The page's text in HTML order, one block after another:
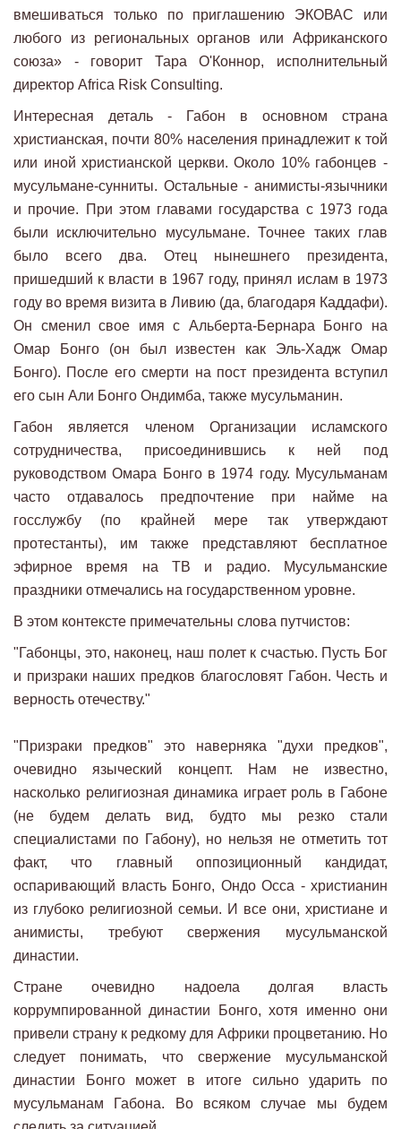
вмешиваться только по приглашению ЭКОВАС или
любого из региональных органов или Африканского
союза» - говорит Тара О'Коннор, исполнительный
директор Africa Risk Consulting.
Интересная деталь - Габон в основном страна
христианская, почти 80% населения принадлежит к той
или иной христианской церкви. Около 10% габонцев -
мусульмане-сунниты. Остальные - анимисты-язычники
и прочие. При этом главами государства с 1973 года
были исключительно мусульмане. Точнее таких глав
было всего два. Отец нынешнего президента,
пришедший к власти в 1967 году, принял ислам в 1973
году во время визита в Ливию (да, благодаря Каддафи).
Он сменил свое имя с Альберта-Бернара Бонго на
Омар Бонго (он был известен как Эль-Хадж Омар
Бонго). После его смерти на пост президента вступил
его сын Али Бонго Ондимба, также мусульманин.
Габон является членом Организации исламского
сотрудничества, присоединившись к ней под
руководством Омара Бонго в 1974 году. Мусульманам
часто отдавалось предпочтение при найме на
госслужбу (по крайней мере так утверждают
протестанты), им также представляют бесплатное
эфирное время на ТВ и радио. Мусульманские
праздники отмечались на государственном уровне.
В этом контексте примечательны слова путчистов:
"Габонцы, это, наконец, наш полет к счастью. Пусть Бог
и призраки наших предков благословят Габон. Честь и
верность отечеству."
"Призраки предков" это наверняка "духи предков",
очевидно языческий концепт. Нам не известно,
насколько религиозная динамика играет роль в Габоне
(не будем делать вид, будто мы резко стали
специалистами по Габону), но нельзя не отметить тот
факт, что главный оппозиционный кандидат,
оспаривающий власть Бонго, Ондо Осса - христианин
из глубоко религиозной семьи. И все они, христиане и
анимисты, требуют свержения мусульманской
династии.
Стране очевидно надоела долгая власть
коррумпированной династии Бонго, хотя именно они
привели страну к редкому для Африки процветанию. Но
следует понимать, что свержение мусульманской
династии Бонго может в итоге сильно ударить по
мусульманам Габона. Во всяком случае мы будем